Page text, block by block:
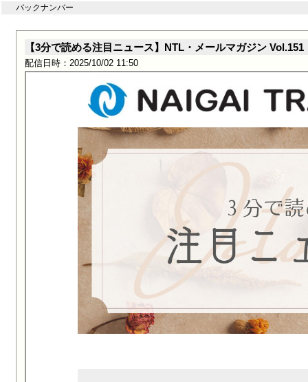
バックナンバー
【3分で読める注目ニュース】NTL・メールマガジン Vol.151
配信日時：2025/10/02 11:50